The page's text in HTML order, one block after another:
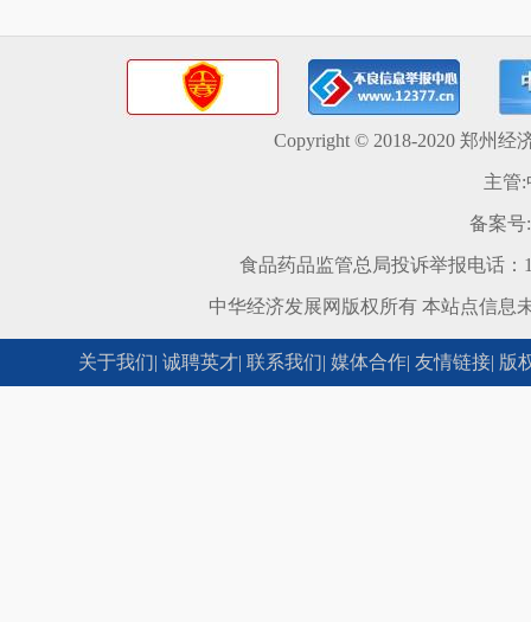
Copyright © 2018-2020 郑州经
主管
备案号:
食品药品监管总局投诉举报电话
中华经济发展网版权所有 本站点信息
关于我们| 诚聘英才| 联系我们| 媒体合作| 友情链接| 版